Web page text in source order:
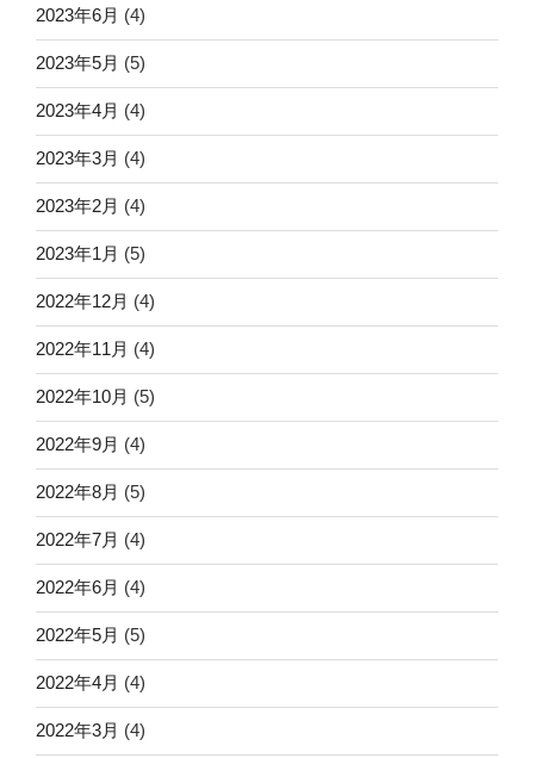
2023年6月 (4)
2023年5月 (5)
2023年4月 (4)
2023年3月 (4)
2023年2月 (4)
2023年1月 (5)
2022年12月 (4)
2022年11月 (4)
2022年10月 (5)
2022年9月 (4)
2022年8月 (5)
2022年7月 (4)
2022年6月 (4)
2022年5月 (5)
2022年4月 (4)
2022年3月 (4)